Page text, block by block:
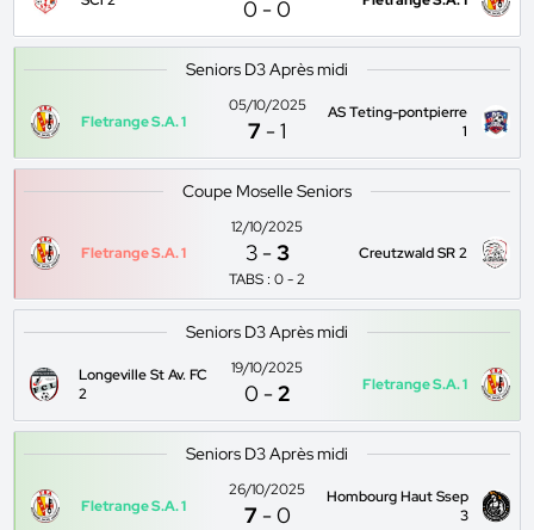
0 -0
Seniors D3 Après midi
Fletrange S.A. 1
05/10/2025
7 -1
AS Teting-pontpierre
1
Coupe Moselle Seniors
Fletrange S.A. 1
12/10/2025
3 -3
TABS : 0 - 2
Creutzwald SR 2
Seniors D3 Après midi
Longeville St Av. FC
2
19/10/2025
0 -2 Fletrange S.A. 1
Seniors D3 Après midi
Fletrange S.A. 1
26/10/2025
7 -0
Hombourg Haut Ssep
3